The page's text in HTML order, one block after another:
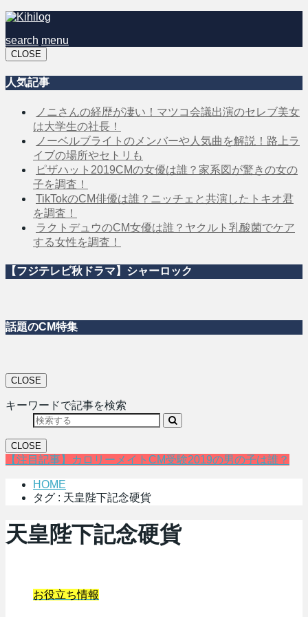
search menu
CLOSE
人気記事
ノニさんの経歴が凄い！マツコ会議出演のセレブ美女
は大学生の社長！
ノーベルブライトのメンバーや人気曲を解説！路上ラ
イブの場所やセトリも
ピザハット2019CMの女優は誰？家系図が驚きの女の
子を調査！
TikTokのCM俳優は誰？ニッチェと共演したトキオ君
を調査！
ラクトデュウのCM女優は誰？ヤクルト乳酸菌でケア
する女性を調査！
【フジテレビ秋ドラマ】シャーロック
話題のCM特集
CLOSE
キーワードで記事を検索
CLOSE
【注目記事】カロリーメイトCM受験2019の男の子は誰？
HOME
タグ : 天皇陛下記念硬貨
天皇陛下記念硬貨
お役立ち情報